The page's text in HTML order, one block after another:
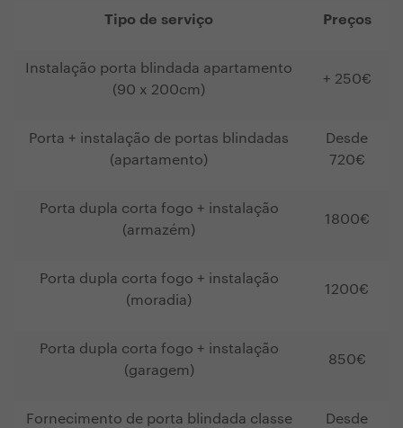
Tipo de serviço Preços
Instalação porta blindada apartamento
(90 x 200cm)
+ 250€
Porta + instalação de portas blindadas
(apartamento)
Desde
720€
Porta dupla corta fogo + instalação
(armazém)
1800€
Porta dupla corta fogo + instalação
(moradia)
1200€
Porta dupla corta fogo + instalação
(garagem)
850€
Fornecimento de porta blindada classe
Desde